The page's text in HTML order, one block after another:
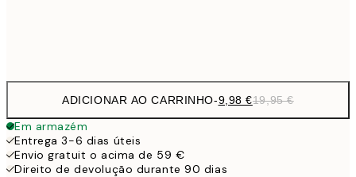
ADICIONAR AO CARRINHO-9,98 €19,95 €
Em armazém
Entrega 3-6 dias úteis
Envio gratuit o acima de 59 €
Direito de devolução durante 90 dias